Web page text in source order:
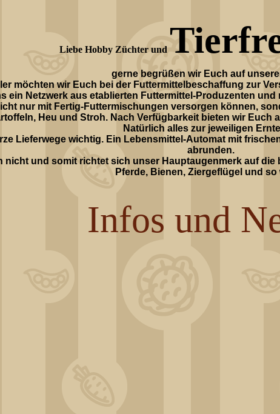
Liebe Hobby Züchter und
gerne begrüßen wir Euch auf
möchten wir Euch bei der Futtermittelbeschaffung zur
ein Netzwerk aus etablierten Futtermittel-Produzenten
nur mit Fertig-Futtermischungen versorgen können,
Heu und Stroh. Nach Verfügbarkeit bieten wir Euch
Natürlich alles zur jeweiligen
Lieferwege wichtig. Ein Lebensmittel-Automat mit
abrunden.
nicht und somit richtet sich unser Hauptaugenmerk auf die
Pferde, Bienen, Ziergeflügel und so
Infos und